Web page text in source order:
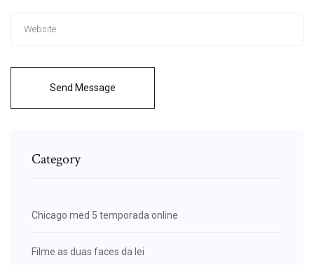
Send Message
Category
Chicago med 5 temporada online
Filme as duas faces da lei